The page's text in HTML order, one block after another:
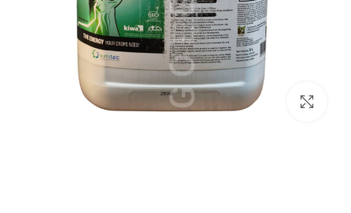
برای بزرگنمایی کلیک کنید